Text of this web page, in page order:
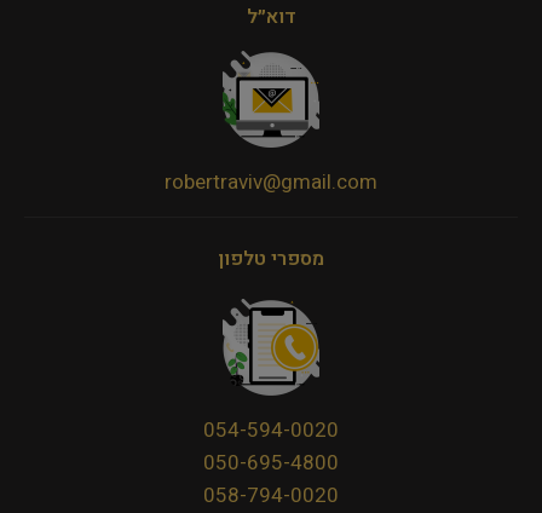
דוא״ל
robertraviv@gmail.com
מספרי טלפון
054-594-0020
050-695-4800
058-794-0020